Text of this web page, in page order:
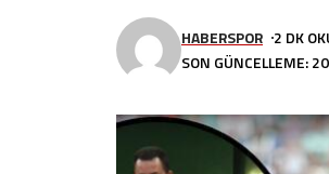
SON GÜNCELLEME:
HABERSPOR 2 DK